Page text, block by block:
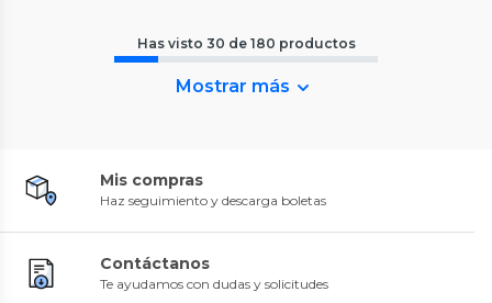
Has visto 30 de 180 productos
Mostrar más
Mis compras
Haz seguimiento y descarga boletas
Contáctanos
Te ayudamos con dudas y solicitudes